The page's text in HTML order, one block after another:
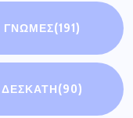
ΓΝΩΜΕΣ(191)
ΔΕΣΚΑΤΗ(90)